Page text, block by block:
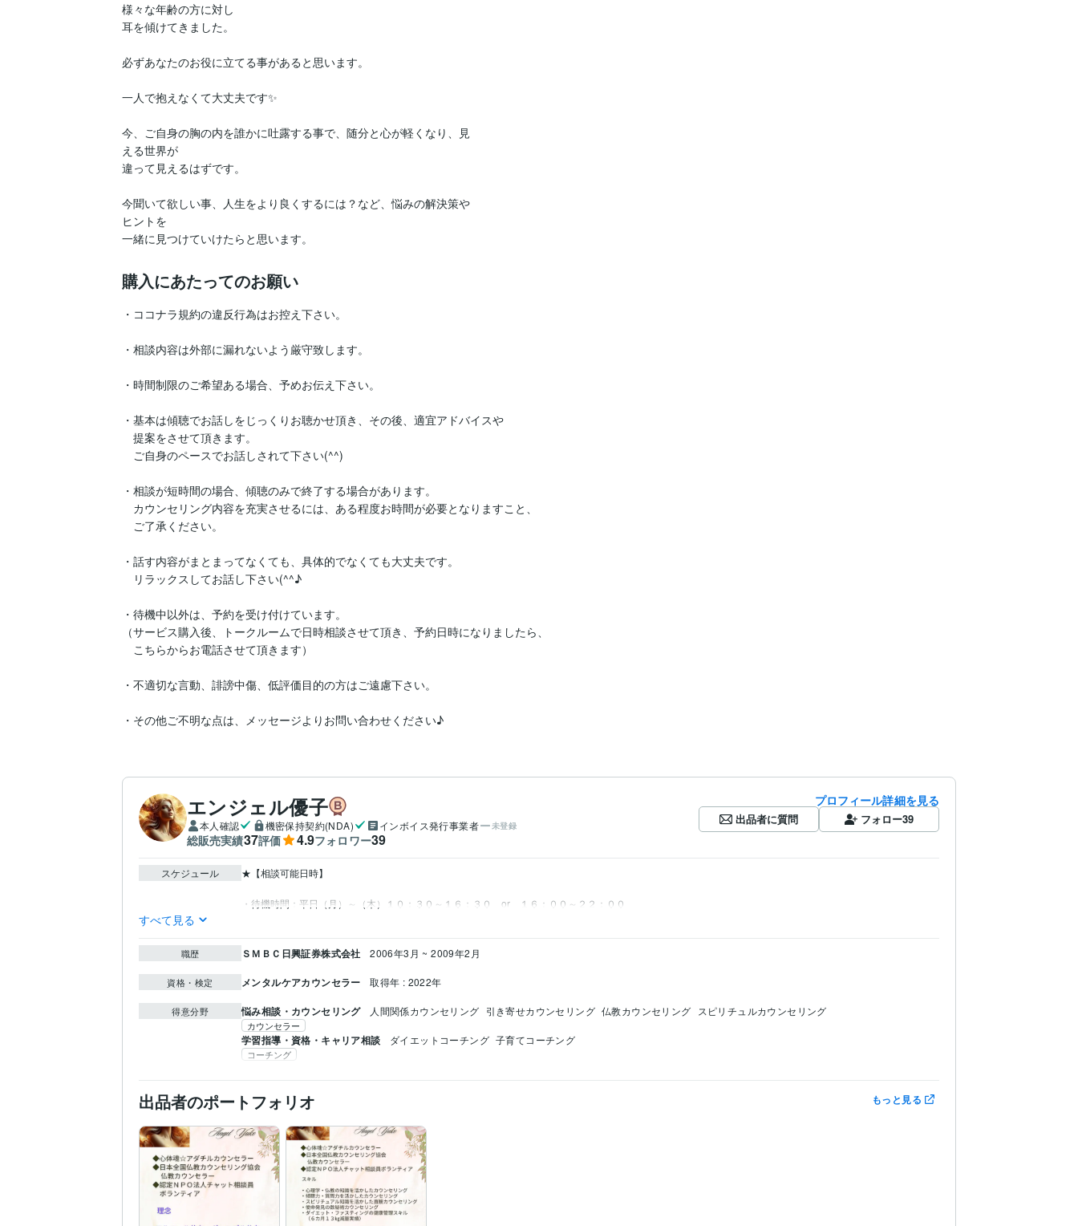
様々な年齢の方に対し
耳を傾けてきました。
必ずあなたのお役に立てる事があると思います。
一人で抱えなくて大丈夫です✨
今、ご自身の胸の内を誰かに吐露する事で、随分と心が軽くなり、見
える世界が
違って見えるはずです。
今聞いて欲しい事、人生をより良くするには？など、悩みの解決策や
ヒントを
一緒に見つけていけたらと思います。
購入にあたってのお願い
・ココナラ規約の違反行為はお控え下さい。
・相談内容は外部に漏れないよう厳守致します。
・時間制限のご希望ある場合、予めお伝え下さい。
・基本は傾聴でお話しをじっくりお聴かせ頂き、その後、適宜アドバイスや
提案をさせて頂きます。
ご自身のペースでお話しされて下さい(^^)
・相談が短時間の場合、傾聴のみで終了する場合があります。
カウンセリング内容を充実させるには、ある程度お時間が必要となりますこと、
ご了承ください。
・話す内容がまとまってなくても、具体的でなくても大丈夫です。
リラックスしてお話し下さい(^^♪
・待機中以外は、予約を受け付けています。
（サービス購入後、トークルームで日時相談させて頂き、予約日時になりましたら、
こちらからお電話させて頂きます）
・不適切な言動、誹謗中傷、低評価目的の方はご遠慮下さい。
・その他ご不明な点は、メッセージよりお問い合わせください♪
エンジェル優子
本人確認 機密保持契約(NDA) インボイス発行事業者 未登録
総販売実績37評価 4.9フォロワー39
プロフィール詳細を見る
出品者に質問 フォロー39
スケジュール ★【相談可能日時】
すべて見る
職歴 ＳＭＢＣ日興証券株式会社 2006年3月 ~ 2009年2月
資格・検定 メンタルケアカウンセラー 取得年 : 2022年
得意分野 悩み相談・カウンセリング 人間関係カウンセリング 引き寄せカウンセリング 仏教カウンセリング スピリチュルカウンセリング
カウンセラー
学習指導・資格・キャリア相談 ダイエットコーチング 子育てコーチング
コーチング
出品者のポートフォリオ もっと見る